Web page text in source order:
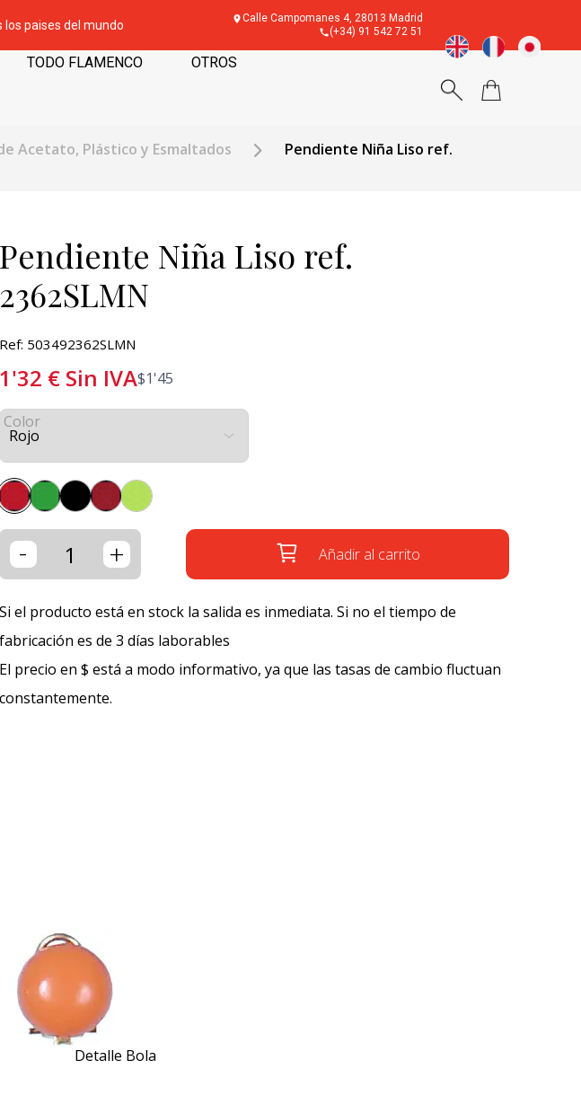
paises del mundo
Calle Campomanes 4, 28013 Madrid
(+34) 91 542 72 51
TODO FLAMENCO OTROS
Acetato, Plástico y Esmaltados
Pendiente Niña Liso ref.
Pendiente Niña Liso ref.
2362SLMN
Ref: 503492362SLMN
1'32 € Sin IVA$1'45
Color
- + Añadir al carrito
Si el producto está en stock la salida es inmediata. Si no el tiempo de
fabricación es de 3 días laborables
El precio en $ está a modo informativo, ya que las tasas de cambio fluctuan
constantemente.
Detalle Bola